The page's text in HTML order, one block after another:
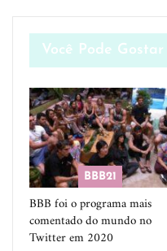
Você Pode
BBB21
BBB foi o programa mais
comentado do mundo no
Twitter em 2020